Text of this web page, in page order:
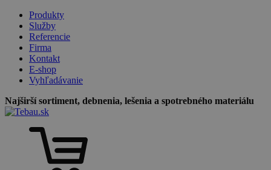
Produkty
Služby
Referencie
Firma
Kontakt
E-shop
Vyhľadávanie
Najširší sortiment, debnenia, lešenia a spotrebného materiálu